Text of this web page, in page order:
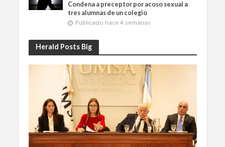
Condena a preceptor por acoso sexual a
tres alumnas de un colegio
Publicado hace 4 semanas
Herald Posts Big